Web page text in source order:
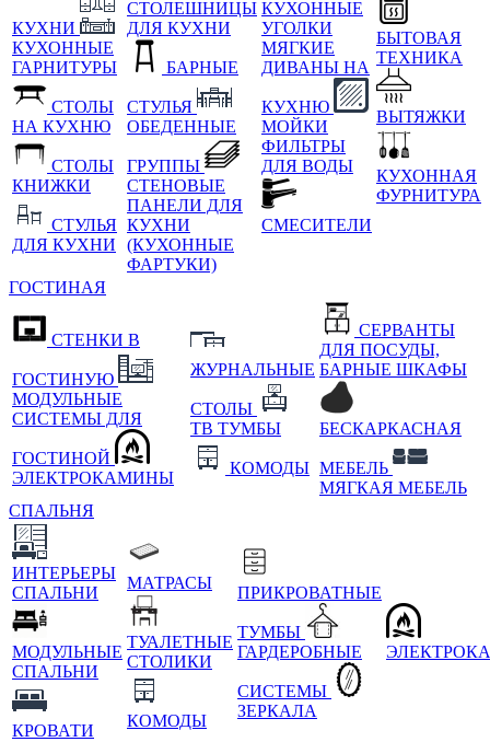
КУХНИ
КУХОННЫЕ
ГАРНИТУРЫ
СТОЛЫ
НА КУХНЮ
СТОЛЫ
КНИЖКИ
СТУЛЬЯ
ДЛЯ КУХНИ
СТОЛЕШНИЦЫ
ДЛЯ КУХНИ
БАРНЫЕ
СТУЛЬЯ
ОБЕДЕННЫЕ
ГРУППЫ
СТЕНОВЫЕ
ПАНЕЛИ ДЛЯ
КУХНИ
(КУХОННЫЕ
ФАРТУКИ)
КУХОННЫЕ
УГОЛКИ
МЯГКИЕ
ДИВАНЫ НА
КУХНЮ
МОЙКИ
ФИЛЬТРЫ
ДЛЯ ВОДЫ
СМЕСИТЕЛИ
БЫТОВАЯ
ТЕХНИКА
ВЫТЯЖКИ
КУХОННАЯ
ФУРНИТУРА
ГОСТИНАЯ
СТЕНКИ В
ГОСТИНУЮ
МОДУЛЬНЫЕ
СИСТЕМЫ ДЛЯ
ГОСТИНОЙ
ЭЛЕКТРОКАМИНЫ
ЖУРНАЛЬНЫЕ
СТОЛЫ
ТВ ТУМБЫ
КОМОДЫ
СЕРВАНТЫ
ДЛЯ ПОСУДЫ,
БАРНЫЕ ШКАФЫ
БЕСКАРКАСНАЯ
МЕБЕЛЬ
МЯГКАЯ МЕБЕЛЬ
СПАЛЬНЯ
ИНТЕРЬЕРЫ
СПАЛЬНИ
МОДУЛЬНЫЕ
СПАЛЬНИ
КРОВАТИ
МАТРАСЫ
ТУАЛЕТНЫЕ
СТОЛИКИ
КОМОДЫ
ПРИКРОВАТНЫЕ
ТУМБЫ
ГАРДЕРОБНЫЕ
СИСТЕМЫ
ЗЕРКАЛА